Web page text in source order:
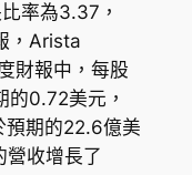
率為3.37，
，Arista
財報中，每股
0.72美元，
預期的22.6億美
營收增長了